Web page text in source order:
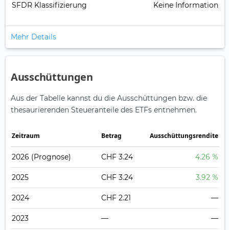
SFDR Klassifizierung Keine Information
Mehr Details
Ausschüttungen
Aus der Tabelle kannst du die Ausschüttungen bzw. die
thesaurierenden Steueranteile des ETFs entnehmen.
Zeitraum Betrag Ausschüttungsrendite
2026 (Prognose) CHF 3.24 4.26 %
2025 CHF 3.24 3.92 %
2024 CHF 2.21 —
2023 — —